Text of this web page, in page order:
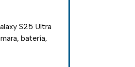
S25 Ultra
batería,